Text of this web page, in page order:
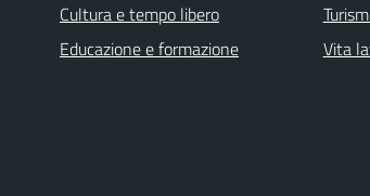
Cultura e tempo libero
Educazione e formazione
Vita